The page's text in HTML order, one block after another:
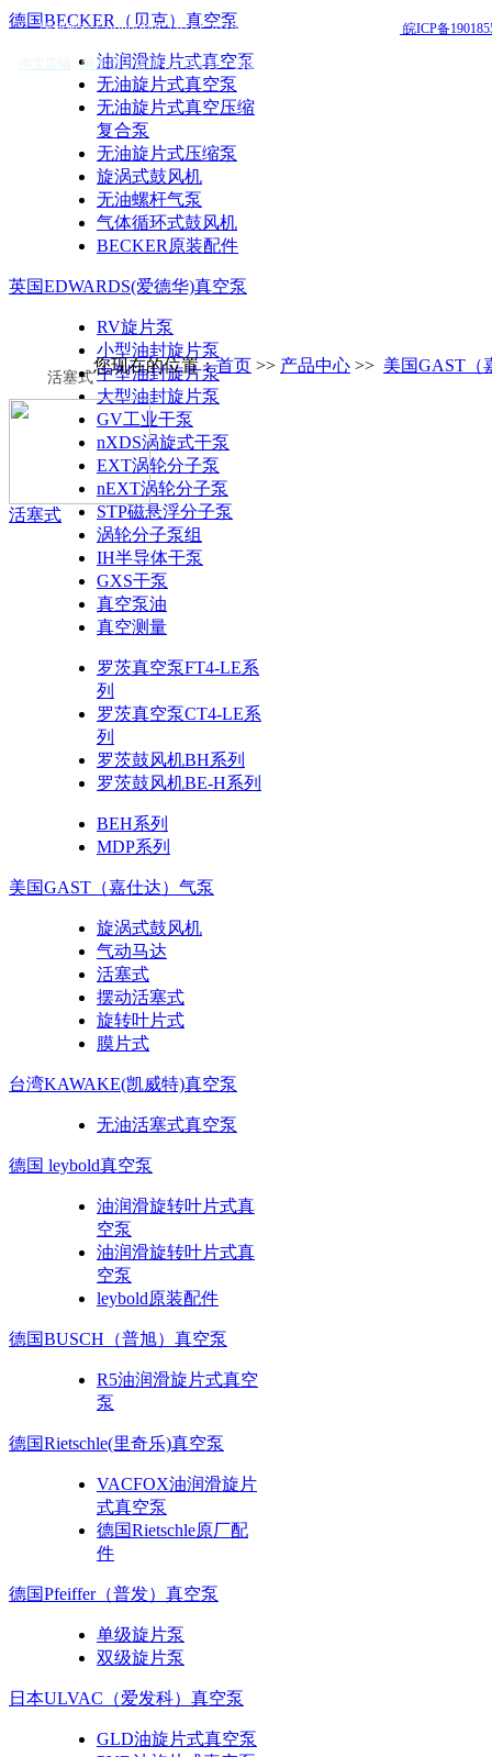
德国Rietschle(里奇乐)真空泵
德国Pfeiffer（普发）真空泵
日本ULVAC（爱发科）真空泵
ZD（众德）真空泵
FIRST（富斯特)真空泵
真空系统
真空泵油
真空附件
真空泵配件
真空泵维修保养
德国BECKER（贝克）真空泵
油润滑旋片式真空泵
无油旋片式真空泵
无油旋片式真空压缩
复合泵
无油旋片式压缩泵
旋涡式鼓风机
无油螺杆气泵
气体循环式鼓风机
BECKER原装配件
英国EDWARDS(爱德华)真空泵
RV旋片泵
小型油封旋片泵
中型油封旋片泵
大型油封旋片泵
GV工业干泵
nXDS涡旋式干泵
EXT涡轮分子泵
nEXT涡轮分子泵
STP磁悬浮分子泵
涡轮分子泵组
IH半导体干泵
GXS干泵
真空泵油
真空测量
罗茨真空泵FT4-LE系
列
罗茨真空泵CT4-LE系
列
罗茨鼓风机BH系列
罗茨鼓风机BE-H系列
BEH系列
MDP系列
美国GAST（嘉仕达）气泵
旋涡式鼓风机
气动马达
活塞式
摆动活塞式
旋转叶片式
膜片式
台湾KAWAKE(凯威特)真空泵
无油活塞式真空泵
德国 leybold真空泵
油润滑旋转叶片式真
空泵
油润滑旋转叶片式真
空泵
leybold原装配件
德国BUSCH（普旭）真空泵
R5油润滑旋片式真空
泵
德国Rietschle(里奇乐)真空泵
VACFOX油润滑旋片
式真空泵
德国Rietschle原厂配
件
德国Pfeiffer（普发）真空泵
单级旋片泵
双级旋片泵
日本ULVAC（爱发科）真空泵
GLD油旋片式真空泵
活塞式
您现在的位置：首页 >> 产品中心 >> 美国GAST（
活塞式
版权所有 Copyright(C)2014-2015 合肥志徽自动机电有限公司 皖ICP备
阿里巴巴店铺 | 技术支持：安徽安搜